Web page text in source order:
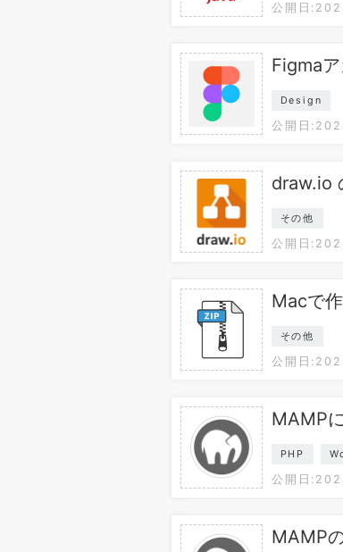
公開日
Figma
Design
公開日
draw.io
その他
公開日
Macで
その他
公開日
MAMP
PHP
公開日
MAMP